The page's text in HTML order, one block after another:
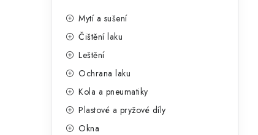
Mytí a sušení
Čištění laku
Leštění
Ochrana laku
Kola a pneumatiky
Plastové a pryžové díly
Okna